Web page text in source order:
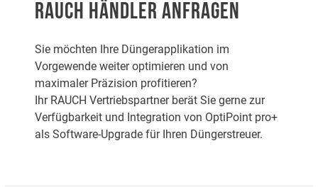
RAUCH HÄNDLER ANFRAGEN
Sie möchten Ihre Düngerapplikation im
Vorgewende weiter optimieren und von
maximaler Präzision profitieren?
Ihr RAUCH Vertriebspartner berät Sie gerne zur
Verfügbarkeit und Integration von OptiPoint pro+
als Software-Upgrade für Ihren Düngerstreuer.